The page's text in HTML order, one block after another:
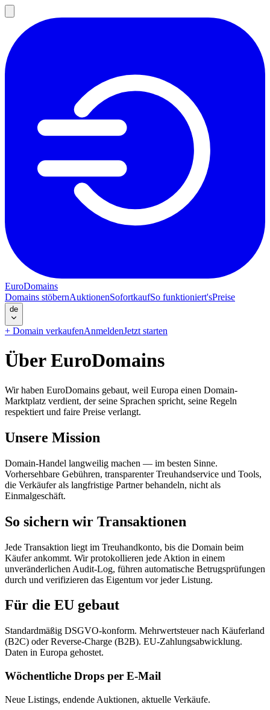
EuroDomains
Domains stöbernAuktionenSofortkaufSo funktioniert'sPreise
de
+ Domain verkaufenAnmeldenJetzt starten
Über EuroDomains
Wir haben EuroDomains gebaut, weil Europa einen Domain-
Marktplatz verdient, der seine Sprachen spricht, seine Regeln
respektiert und faire Preise verlangt.
Unsere Mission
Domain-Handel langweilig machen — im besten Sinne.
Vorhersehbare Gebühren, transparenter Treuhandservice und Tools,
die Verkäufer als langfristige Partner behandeln, nicht als
Einmalgeschäft.
So sichern wir Transaktionen
Jede Transaktion liegt im Treuhandkonto, bis die Domain beim
Käufer ankommt. Wir protokollieren jede Aktion in einem
unveränderlichen Audit-Log, führen automatische Betrugsprüfungen
durch und verifizieren das Eigentum vor jeder Listung.
Für die EU gebaut
Standardmäßig DSGVO-konform. Mehrwertsteuer nach Käuferland
(B2C) oder Reverse-Charge (B2B). EU-Zahlungsabwicklung.
Daten in Europa gehostet.
Wöchentliche Drops per E-Mail
Neue Listings, endende Auktionen, aktuelle Verkäufe.